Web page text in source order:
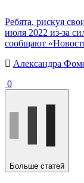
Ребята, рискуя
июля 2022 из-за
сообщают
Александра
0
Больше статей